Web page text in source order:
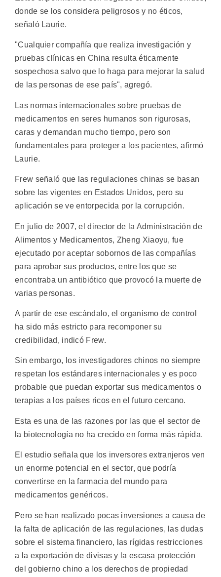
donde se los considera peligrosos y no éticos,
señaló Laurie.
"Cualquier compañía que realiza investigación y
pruebas clínicas en China resulta éticamente
sospechosa salvo que lo haga para mejorar la salud
de las personas de ese país", agregó.
Las normas internacionales sobre pruebas de
medicamentos en seres humanos son rigurosas,
caras y demandan mucho tiempo, pero son
fundamentales para proteger a los pacientes, afirmó
Laurie.
Frew señaló que las regulaciones chinas se basan
sobre las vigentes en Estados Unidos, pero su
aplicación se ve entorpecida por la corrupción.
En julio de 2007, el director de la Administración de
Alimentos y Medicamentos, Zheng Xiaoyu, fue
ejecutado por aceptar sobornos de las compañías
para aprobar sus productos, entre los que se
encontraba un antibiótico que provocó la muerte de
varias personas.
A partir de ese escándalo, el organismo de control
ha sido más estricto para recomponer su
credibilidad, indicó Frew.
Sin embargo, los investigadores chinos no siempre
respetan los estándares internacionales y es poco
probable que puedan exportar sus medicamentos o
terapias a los países ricos en el futuro cercano.
Esta es una de las razones por las que el sector de
la biotecnología no ha crecido en forma más rápida.
El estudio señala que los inversores extranjeros ven
un enorme potencial en el sector, que podría
convertirse en la farmacia del mundo para
medicamentos genéricos.
Pero se han realizado pocas inversiones a causa de
la falta de aplicación de las regulaciones, las dudas
sobre el sistema financiero, las rígidas restricciones
a la exportación de divisas y la escasa protección
del gobierno chino a los derechos de propiedad